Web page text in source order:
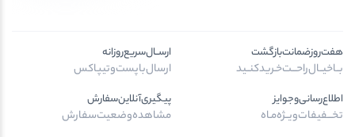
هفت‌روز‌ضمانت‌بازگشت
بــا‌خیــال‌راحـــت‌خـرید‌کنــید
ارســال‌سریع‌روزانه
ارسال‌با‌پست‌و‌تیپاکس
اطلاع‌رسانی‌و‌جوایز
تخـــفیفات‌ویــژه‌مـاه
پیگیری‌آنلاین‌سفارش
مشاهده‌وضعیت‌سفارش